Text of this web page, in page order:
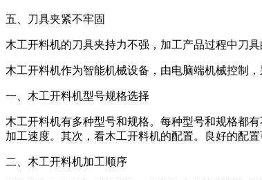
五、刀具夹紧不牢固
木工开料机的刀具夹持力不强，加工产品过程中刀
木工开料机作为智能机械设备，由电脑端机械控制
一、木工开料机型号规格选择
木工开料机有多种型号和规格。每种型号和规格都
加工速度。其次，看木工开料机的配置。良好的配
二、木工开料机加工顺序